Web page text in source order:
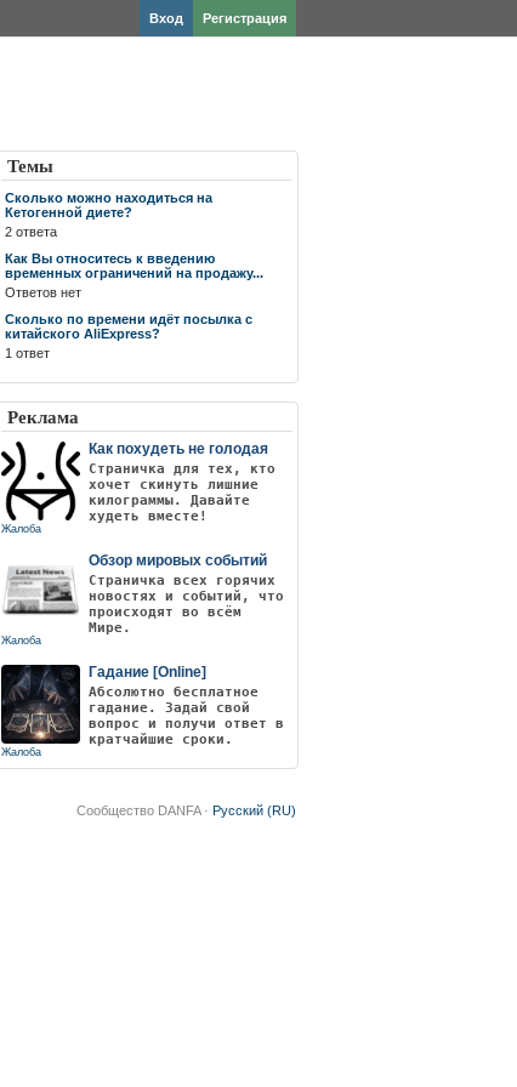
Регистрация
Вход
Темы
Сколько можно находиться на
Кетогенной диете?
2 ответа
Как Вы относитесь к введению
временных ограничений на продажу...
Ответов нет
Сколько по времени идёт посылка с
китайского AliExpress?
1 ответ
Реклама
Как похудеть не голодая
Страничка для тех, кто
хочет скинуть лишние
килограммы. Давайте
худеть вместе!
Жалоба
Обзор мировых событий
Страничка всех горячих
новостях и событий, что
происходят во всём
Мире.
Жалоба
Гадание [Online]
Абсолютно бесплатное
гадание. Задай свой
вопрос и получи ответ в
кратчайшие сроки.
Жалоба
Сообщество DANFA · Русский (RU)